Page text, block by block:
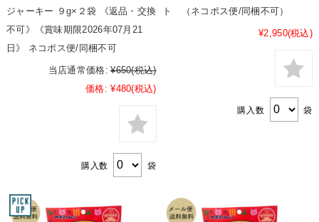
ジャーキー ９g×２袋 《返品・交換
不可》《賞味期限2026年07月21
日》 ネコポス便/同梱不可
当店通常価格: ¥650(税込)
価格: ¥480(税込)
購入数 袋
ト （ネコポス便/同梱不可）
¥2,950(税込)
購入数 袋